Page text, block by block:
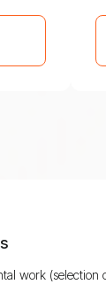
work (selection